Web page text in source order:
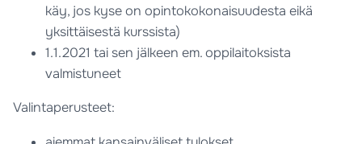
käy, jos kyse on opintokokonaisuudesta eikä
yksittäisestä kurssista)
1.1.2021 tai sen jälkeen em. oppilaitoksista
valmistuneet
Valintaperusteet: